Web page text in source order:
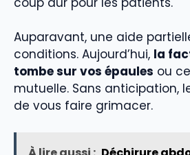
Auparavant, une aide
conditions. Aujourd’hui, la
tombe sur vos épaules ou
mutuelle. Sans anticipation,
de vous faire grimacer.